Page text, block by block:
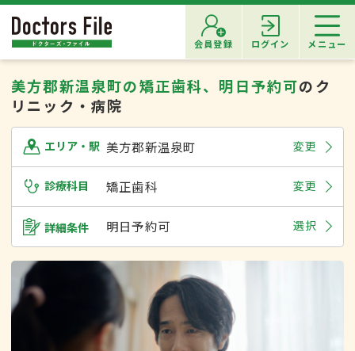
会員登録 ログイン メニュー
美方郡新温泉町の矯正歯科、明日予約可のク
リニック・病院
エリア・駅 美方郡新温泉町 変更
診療科目 矯正歯科 変更
詳細条件 明日予約可 選択